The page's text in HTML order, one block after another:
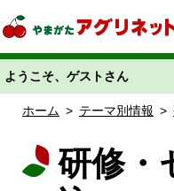
「あぐりん」
ようこそ、ゲストさん
ホーム > テーマ別情報 >
研修・